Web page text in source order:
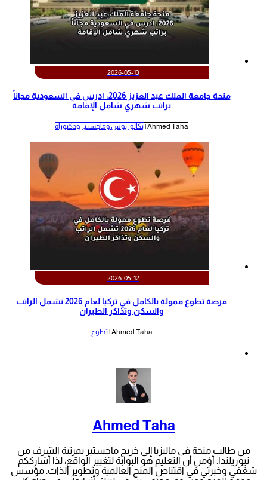
2026-05-13
منحة جامعة الملك عبد العزيز 2026: ادرس في السعودية مجاناً
براتب شهري شامل الإقامة
Ahmed Taha | بكالوريوس وماجستير ودكتوراة
2026-05-12
‫فرصة تطوع ممولة بالكامل في تركيا لعام 2026 تشمل الراتب
والسكن وتذاكر الطيران‬
Ahmed Taha | تطوع
Ahmed Taha
من طالب منحة في ماليزيا إلى خريج ماجستير بمرتبة الشرف من
نيوزيلندا. أؤمن أن التعليم هو البوابة لتغيير الواقع، لذا أشارككم
شغفي وخبرتي في اقتناص المنح العالمية وتطوير الذات. مؤسس